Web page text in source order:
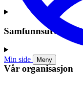
Min side Meny
Samfunnsutvikling
Vår organisasjon